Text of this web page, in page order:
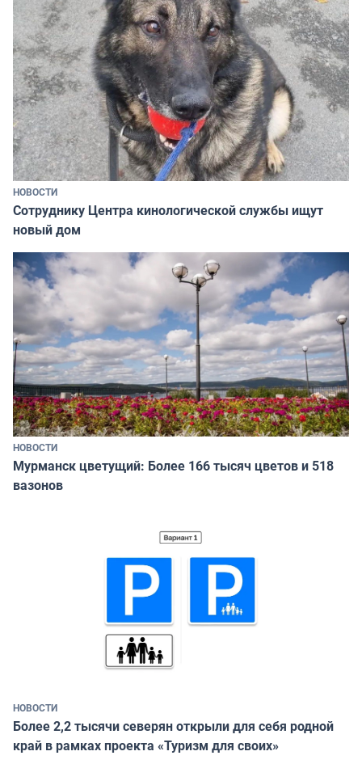
НОВОСТИ
Сотруднику Центра кинологической службы ищут
новый дом
НОВОСТИ
Мурманск цветущий: Более 166 тысяч цветов и 518
вазонов
НОВОСТИ
Более 2,2 тысячи северян открыли для себя родной
край в рамках проекта «Туризм для своих»